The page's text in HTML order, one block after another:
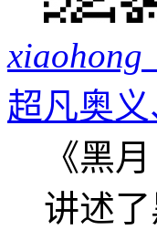
xiaohong
超凡奥
《黑
讲述